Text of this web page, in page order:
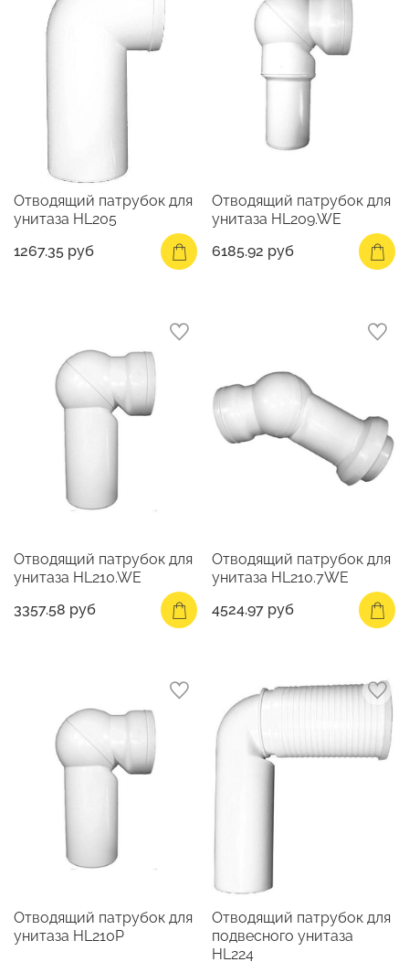
Отводящий патрубок для
унитаза HL205
1267.35 руб
Отводящий патрубок для
унитаза HL209.WE
6185.92 руб
Отводящий патрубок для
унитаза HL210.WE
3357.58 руб
Отводящий патрубок для
унитаза HL210.7WE
4524.97 руб
Отводящий патрубок для
унитаза HL210P
Отводящий патрубок для
подвесного унитаза
HL224